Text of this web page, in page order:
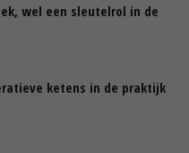
wel een sleutelrol in de
ketens in de praktijk